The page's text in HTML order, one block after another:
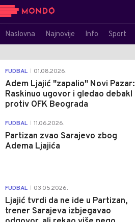
Naslovna Najnovije Info Sport
FUDBAL 01.08.2026.
Adem Ljajić "zapalio" Novi Pazar:
Raskinuo ugovor i gledao debakl
protiv OFK Beograda
FUDBAL 11.06.2026.
Partizan zvao Sarajevo zbog
Adema Ljajića
FUDBAL 03.05.2026.
Ljajić tvrdi da ne ide u Partizan,
trener Sarajeva izbjegavao